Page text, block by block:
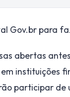
Gov.br para
abertas
instituições
participar